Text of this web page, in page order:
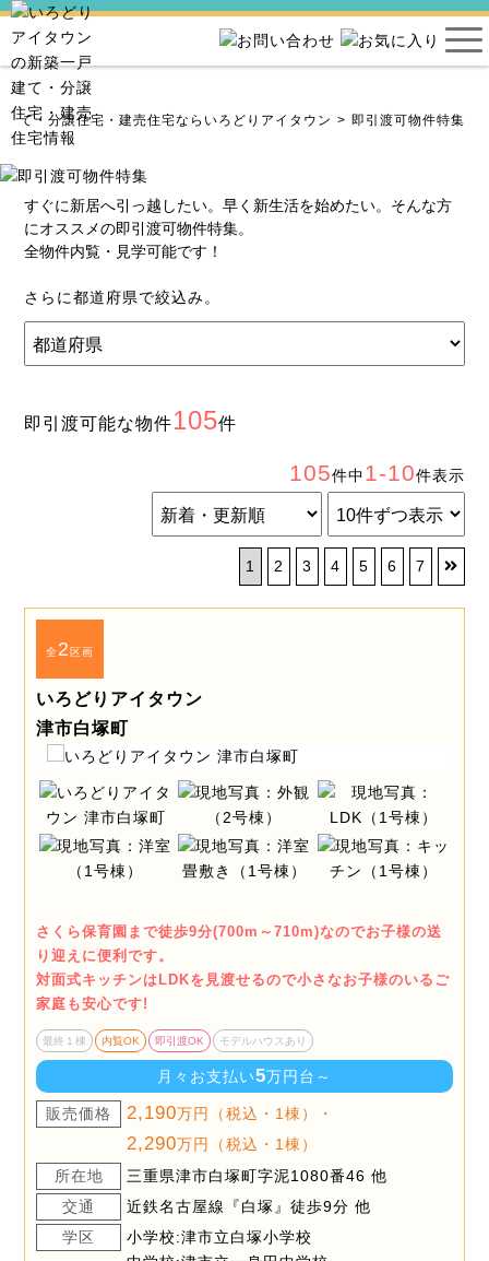
建て・分譲住宅・建売住宅ならいろどりアイタウン 即引渡可物件特集
すぐに新居へ引っ越したい。早く新生活を始めたい。そんな方
にオススメの即引渡可物件特集。
全物件内覧・見学可能です！
さらに都道府県で絞込み。
即引渡可能な物件105件
105件中1-10件表示
1 2 3 4 5 6 7
全2区画
いろどりアイタウン
津市白塚町
さくら保育園まで徒歩9分(700m～710m)なのでお子様の送
り迎えに便利です。
対面式キッチンはLDKを見渡せるので小さなお子様のいるご
家庭も安心です!
最終１棟 内覧OK 即引渡OK モデルハウスあり
月々お支払い5万円台～
販売価格 2,190万円（税込・1棟）・
2,290万円（税込・1棟）
所在地
三重県津市白塚町字泥1080番46 他
交通
近鉄名古屋線『白塚』徒歩9分 他
学区
小学校:津市立白塚小学校